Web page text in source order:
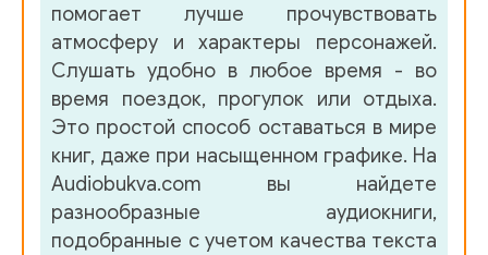
помогает лучше прочувствовать
атмосферу и характеры персонажей.
Слушать удобно в любое время - во
время поездок, прогулок или отдыха.
Это простой способ оставаться в мире
книг, даже при насыщенном графике. На
Audiobukva.com вы найдете
разнообразные аудиокниги,
подобранные с учетом качества текста